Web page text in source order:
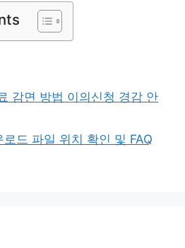
감면 방법 이의신청 경감 안
드 파일 위치 확인 및 FAQ